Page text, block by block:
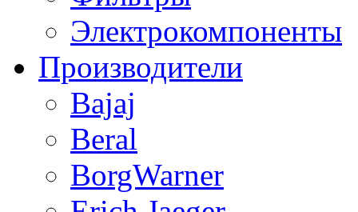
Электрокомпоненты
Производители
Bajaj
Beral
BorgWarner